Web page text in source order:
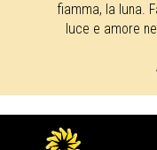
fiamma, la luna.
luce e amore